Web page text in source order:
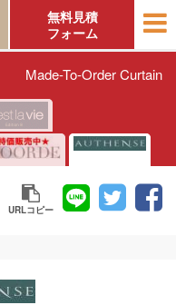
無料見積
フォーム
Made-To-Order Curtain
URLコピー